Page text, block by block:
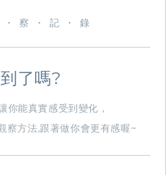
察・記・錄
了嗎?
你能真實感受到變化，
察方法,跟著做你會更有感喔~